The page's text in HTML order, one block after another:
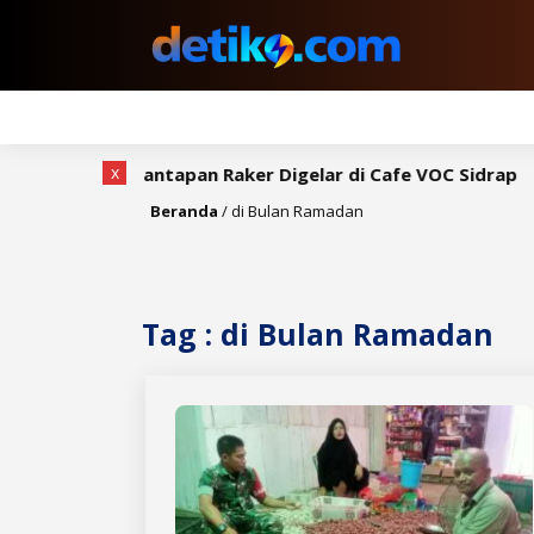
Rapat Pemantapan Raker Digelar di Cafe VOC Sidrap
Beranda /di Bulan Ramadan
Tag : di Bulan Ramadan
x